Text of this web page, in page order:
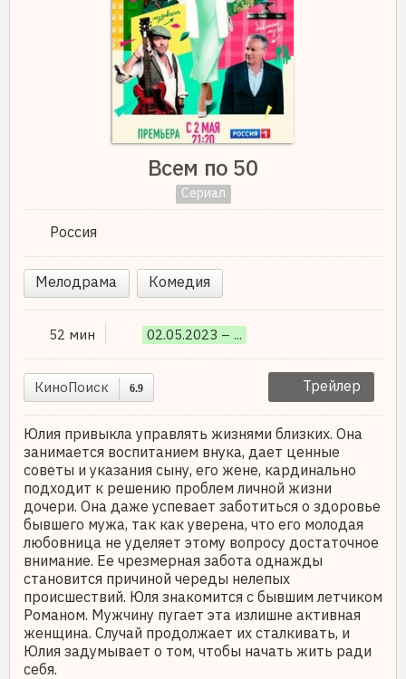
Всем по 50
Сериал
Россия
Мелодрама Комедия
52 мин 02.05.2023 – ...
КиноПоиск 6.9 Трейлер
Юлия привыкла управлять жизнями близких. Она
занимается воспитанием внука, дает ценные
советы и указания сыну, его жене, кардинально
подходит к решению проблем личной жизни
дочери. Она даже успевает заботиться о здоровье
бывшего мужа, так как уверена, что его молодая
любовница не уделяет этому вопросу достаточное
внимание. Ее чрезмерная забота однажды
становится причиной череды нелепых
происшествий. Юля знакомится с бывшим летчиком
Романом. Мужчину пугает эта излишне активная
женщина. Случай продолжает их сталкивать, и
Юлия задумывает о том, чтобы начать жить ради
себя.